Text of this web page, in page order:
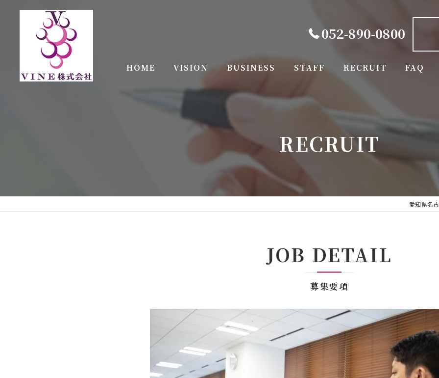
052-890-0800
HOME VISION BUSINESS STAFF RECRUIT FAQ
RECRUIT
愛知県名
募集要項
JOB DETAIL